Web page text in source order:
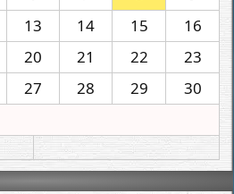
13 14 15
16
20 21 22
23
27 28 29
30